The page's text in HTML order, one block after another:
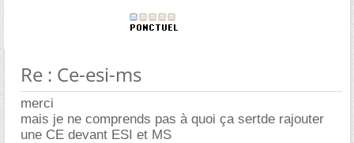
Re : Ce-esi-ms
merci
mais je ne comprends pas à quoi ça sertde rajouter
une CE devant ESI et MS